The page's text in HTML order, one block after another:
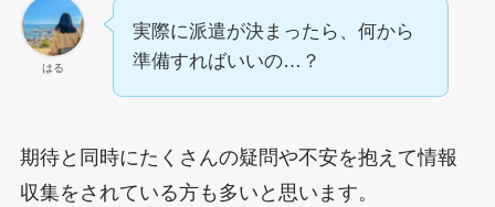
はる
実際に派遣が決まったら、何から
準備すればいいの…？
期待と同時にたくさんの疑問や不安を抱えて情報
収集をされている方も多いと思います。